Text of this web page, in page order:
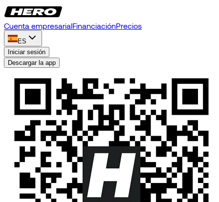
Cuenta empresarialFinanciaciónPrecios
ES
Iniciar sesión
Descargar la app